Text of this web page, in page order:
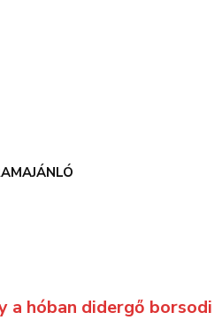
a hóban didergő borsodi